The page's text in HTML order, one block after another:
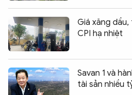
Giá xăng
CPI hạ nhiệt
Savan 1 và
tài sản nhiều